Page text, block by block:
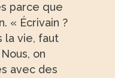
parce que
« Écrivain ?
la vie, faut
on
avec des